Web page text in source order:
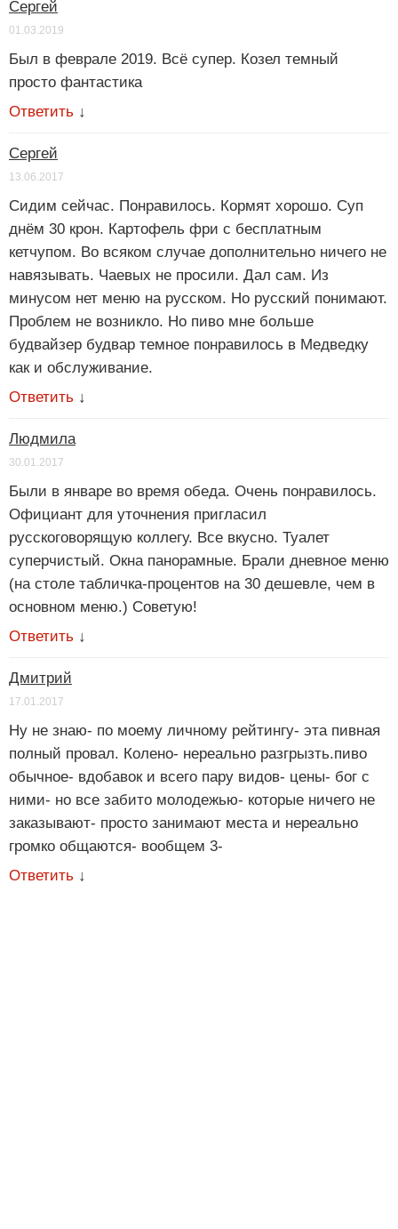
Сергей
01.03.2019
Был в феврале 2019. Всё супер. Козел темный
просто фантастика
Ответить ↓
Сергей
13.06.2017
Сидим сейчас. Понравилось. Кормят хорошо. Суп
днём 30 крон. Картофель фри с бесплатным
кетчупом. Во всяком случае дополнительно ничего не
навязывать. Чаевых не просили. Дал сам. Из
минусом нет меню на русском. Но русский понимают.
Проблем не возникло. Но пиво мне больше
будвайзер будвар темное понравилось в Медведку
как и обслуживание.
Ответить ↓
Людмила
30.01.2017
Были в январе во время обеда. Очень понравилось.
Официант для уточнения пригласил
русскоговорящую коллегу. Все вкусно. Туалет
суперчистый. Окна панорамные. Брали дневное меню
(на столе табличка-процентов на 30 дешевле, чем в
основном меню.) Советую!
Ответить ↓
Дмитрий
17.01.2017
Ну не знаю- по моему личному рейтингу- эта пивная
полный провал. Колено- нереально разгрызть.пиво
обычное- вдобавок и всего пару видов- цены- бог с
ними- но все забито молодежью- которые ничего не
заказывают- просто занимают места и нереально
громко общаются- вообщем 3-
Ответить ↓